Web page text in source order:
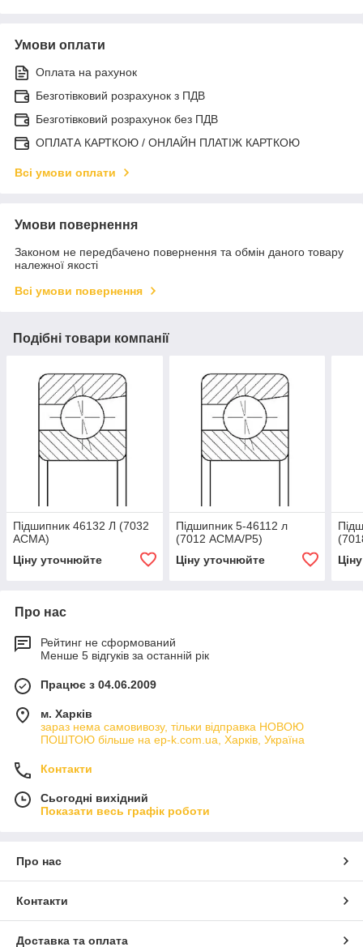
Умови оплати
Оплата на рахунок
Безготівковий розрахунок з ПДВ
Безготівковий розрахунок без ПДВ
ОПЛАТА КАРТКОЮ / ОНЛАЙН ПЛАТІЖ КАРТКОЮ
Всі умови оплати
Умови повернення
Законом не передбачено повернення та обмін даного товару
належної якості
Всі умови повернення
Подібні товари компанії
Підшипник 46132 Л (7032
АСМА)
Ціну уточнюйте
Підшипник 5-46112 л
(7012 АСМА/Р5)
Ціну уточнюйте
Про нас
Рейтинг не сформований
Менше 5 відгуків за останній рік
Працює з 04.06.2009
м. Харків
зараз нема самовивозу, тільки відправка НОВОЮ
ПОШТОЮ більше на ep-k.com.ua, Харків, Україна
Контакти
Сьогодні вихідний
Показати весь графік роботи
Про нас
Контакти
Доставка та оплата